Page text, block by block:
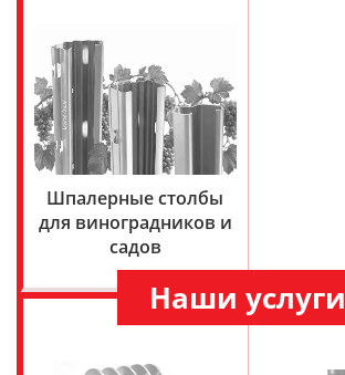
Шпалерные столбы
для виноградников и
садов
Наши услуги